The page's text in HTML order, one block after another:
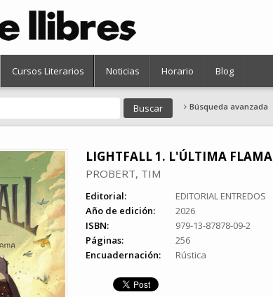
Cursos Literarios Noticias Horario Blog
Búsqueda avanzada
LIGHTFALL 1. L'ÚLTIMA FLAMA
PROBERT, TIM
Editorial:
EDITORIAL ENTREDOS
Año de edición:
2026
ISBN:
979-13-87878-09-2
Páginas:
256
Encuadernación:
Rústica